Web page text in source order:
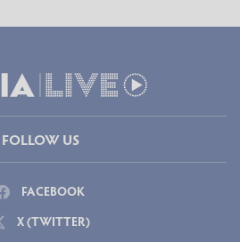
FOLLOW US
FACEBOOK
X (TWITTER)